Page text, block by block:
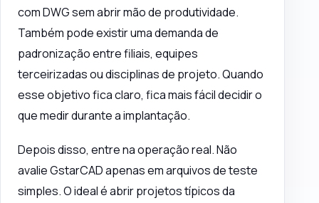
com DWG sem abrir mão de produtividade.
Também pode existir uma demanda de
padronização entre filiais, equipes
terceirizadas ou disciplinas de projeto. Quando
esse objetivo fica claro, fica mais fácil decidir o
que medir durante a implantação.
Depois disso, entre na operação real. Não
avalie GstarCAD apenas em arquivos de teste
simples. O ideal é abrir projetos típicos da